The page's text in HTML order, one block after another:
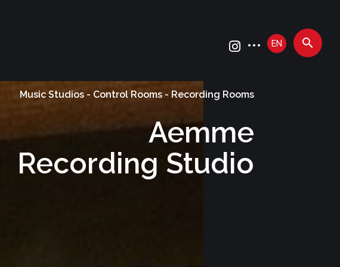
EN
Music Studios - Control Rooms - Recording Rooms
Aemme
Recording Studio